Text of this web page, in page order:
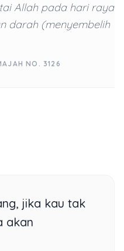
Allah pada hari raya
darah (menyembelih
NO. 3126
jika kau tak
akan